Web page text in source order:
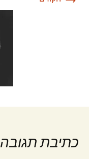
כתיבת תגובה